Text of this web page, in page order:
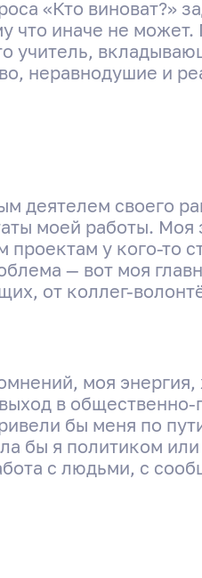
«Кто виноват?»
что иначе не может.
учитель,
неравнодушие и
деятелем своего
моей работы. Моя
у кого-то
— вот моя
от коллег-
моя
в
бы меня по
бы я политиком
с людьми, с